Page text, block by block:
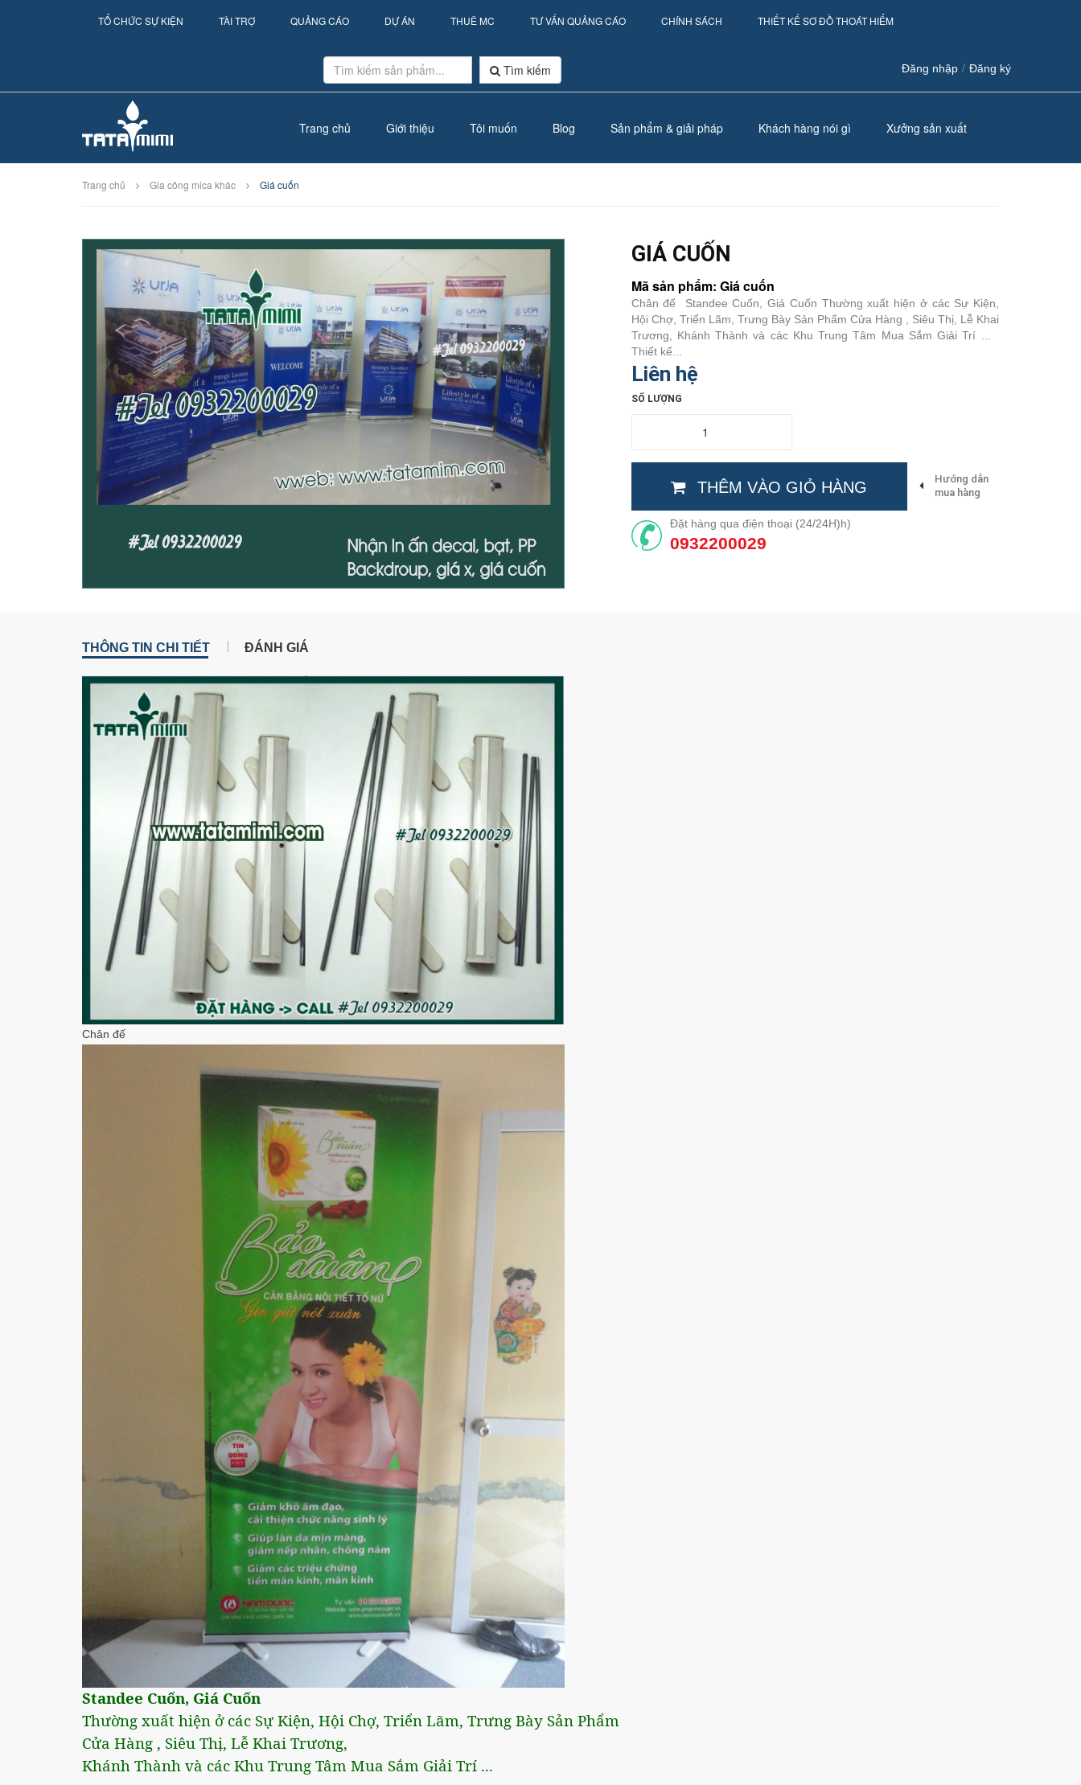
TỔ CHỨC SỰ KIỆN TÀI TRỢ QUẢNG CÁO DỰ ÁN THUÊ MC TƯ VẤN QUẢNG CÁO CHÍNH SÁCH THIẾT KẾ SƠ ĐỒ THOÁT HIỂM
Tìm kiếm Đăng nhập / Đăng ký
Trang chủ Giới thiệu Tôi muốn Blog Sản phẩm & giải pháp Khách hàng nói gì Xưởng sản xuất
Trang chủ Gia công mica khác Giá cuốn
GIÁ CUỐN
Mã sản phẩm: Giá cuốn
Chân đế Standee Cuốn, Giá Cuốn Thường xuất hiện ở các Sự Kiện,
Hội Chợ, Triển Lãm, Trưng Bày Sản Phẩm Cửa Hàng , Siêu Thị, Lễ Khai
Trương, Khánh Thành và các Khu Trung Tâm Mua Sắm Giải Trí ...
Thiết kế...
Liên hệ
SỐ LƯỢNG
THÊM VÀO GIỎ HÀNG
Hướng dẫn
mua hàng
Đặt hàng qua điện thoại (24/24H)h)
0932200029
THÔNG TIN CHI TIẾT ĐÁNH GIÁ
Chân đế
Standee Cuốn, Giá Cuốn
Thường xuất hiện ở các Sự Kiện, Hội Chợ, Triển Lãm, Trưng Bày Sản Phẩm
Cửa Hàng , Siêu Thị, Lễ Khai Trương,
Khánh Thành và các Khu Trung Tâm Mua Sắm Giải Trí ...